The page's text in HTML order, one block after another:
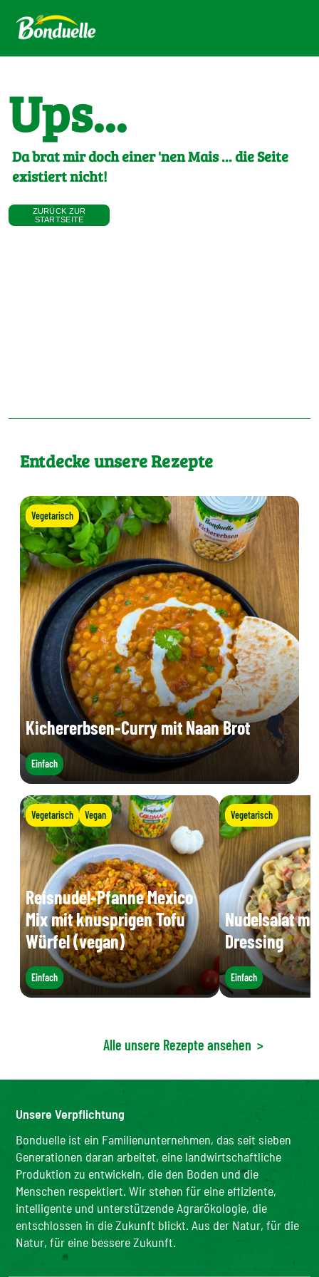
Ups...
Da brat mir doch einer 'nen Mais ... die Seite
existiert nicht!
ZURÜCK ZUR
STARTSEITE
Entdecke unsere Rezepte
Vegetarisch
Kichererbsen-Curry mit Naan Brot
Einfach
Vegetarisch Vegan
Reisnudel-Pfanne Mexico
Mix mit knusprigen Tofu
Würfel (vegan)
Einfach
Vegetarisch
Nudelsalat
Dressing
Einfach
Alle unsere Rezepte ansehen >
Unsere Verpflichtung
Bonduelle ist ein Familienunternehmen, das seit sieben
Generationen daran arbeitet, eine landwirtschaftliche
Produktion zu entwickeln, die den Boden und die
Menschen respektiert. Wir stehen für eine effiziente,
intelligente und unterstützende Agrarökologie, die
entschlossen in die Zukunft blickt. Aus der Natur, für die
Natur, für eine bessere Zukunft.